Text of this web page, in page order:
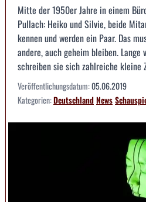
Mitte der 1950er Jahre in einem
Pullach: Heiko und Silvie, beide
kennen und werden ein Paar. Das
andere, auch geheim bleiben. Lange
schreiben sie sich zahlreiche kleine
Veröffentlichungsdatum:05.06.2019
Kategorien:DeutschlandNews